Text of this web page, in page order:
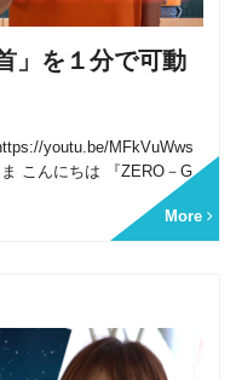
」を１分で可動
youtu.be/MFkVuWws
こんにちは 『ZERO－G
More